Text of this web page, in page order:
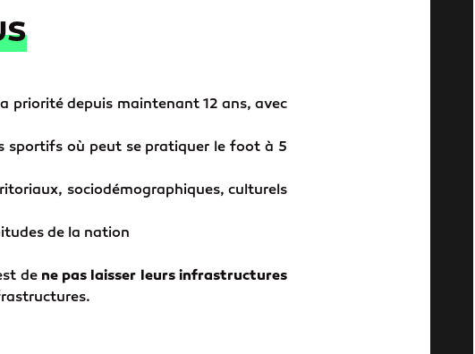
priorité depuis maintenant 12 ans, avec
sportifs où peut se pratiquer le foot à 5
sociodémographiques, culturels
de la nation
de ne pas laisser leurs infrastructures